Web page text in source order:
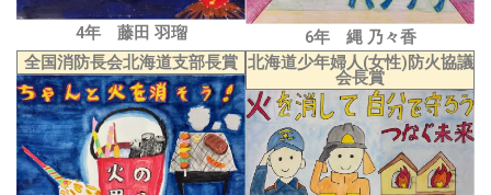
4年 藤田 羽瑠
6年 縄 乃々香
全国消防長会北海道支部長賞 北海道少年婦人(女性)防火協議
会長賞